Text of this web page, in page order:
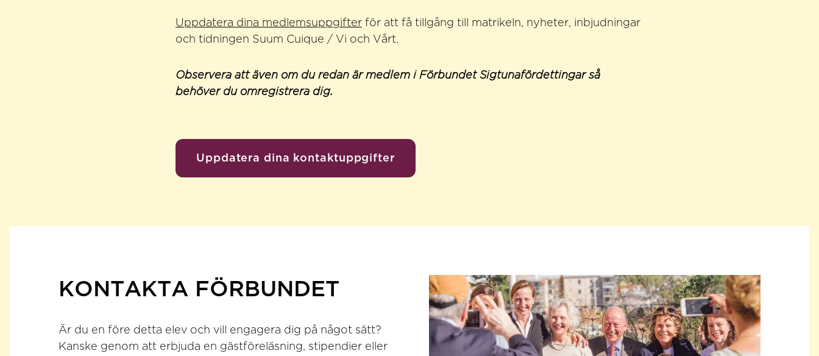
Uppdatera dina medlemsuppgifter för att få tillgång till matrikeln, nyheter, inbjudningar
och tidningen Suum Cuique / Vi och Vårt.
Observera att även om du redan är medlem i Förbundet Sigtunafördettingar så
behöver du omregistrera dig.
Uppdatera dina kontaktuppgifter
KONTAKTA FÖRBUNDET
Är du en före detta elev och vill engagera dig på något sätt?
Kanske genom att erbjuda en gästföreläsning, stipendier eller